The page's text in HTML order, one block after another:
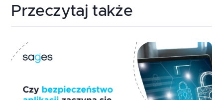
Przeczytaj także